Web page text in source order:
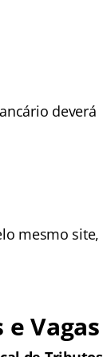
deverá
mesmo site,
e Vagas